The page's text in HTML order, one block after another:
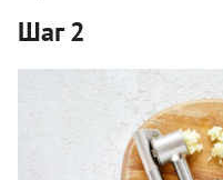
Шаг 2